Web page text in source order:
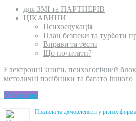
для ЗМІ та ПАРТНЕРІВ
ЦІКАВИНИ
Психоедукація
План безпеки та турботи
Вправи та тести
Що почитати?
Електронні книги, психологічний
методичні посібники та багато іншого
У магазин
Правила та домовленості у різних